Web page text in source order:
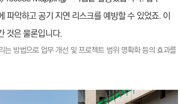
파악하고 공기 지연 리스크를 예방할 수 있었죠. 이
것은 물론입니다.
방법으로 업무 개선 및 프로젝트 범위 명확화 등의 효과를